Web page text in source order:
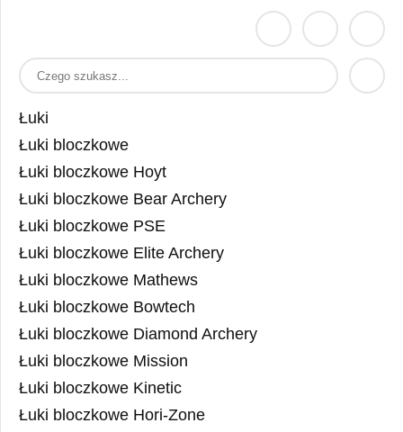
Łuki
Łuki bloczkowe
Łuki bloczkowe Hoyt
Łuki bloczkowe Bear Archery
Łuki bloczkowe PSE
Łuki bloczkowe Elite Archery
Łuki bloczkowe Mathews
Łuki bloczkowe Bowtech
Łuki bloczkowe Diamond Archery
Łuki bloczkowe Mission
Łuki bloczkowe Kinetic
Łuki bloczkowe Hori-Zone